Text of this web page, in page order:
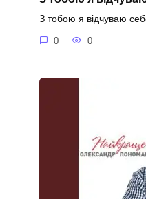
З тобою я відчуваю
0 0